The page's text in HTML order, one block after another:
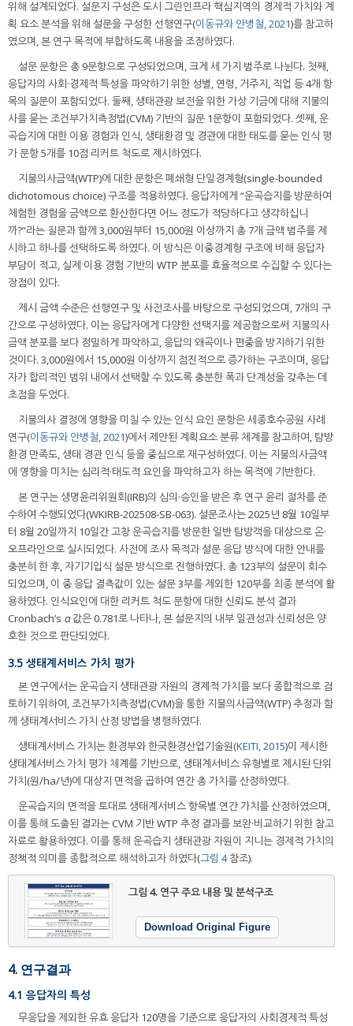
위해 설계되었다. 설문지 구성은 도시 그린인프라 핵심지역의 경제적 가치와 계
획 요소 분석을 위해 설문을 구성한 선행연구(이동규와 안병철, 2021)를 참고하
였으며, 본 연구 목적에 부합하도록 내용을 조정하였다.
설문 문항은 총 9문항으로 구성되었으며, 크게 세 가지 범주로 나뉜다. 첫째,
응답자의 사회·경제적 특성을 파악하기 위한 성별, 연령, 거주지, 직업 등 4개 항
목의 질문이 포함되었다. 둘째, 생태관광 보전을 위한 가상 기금에 대해 지불의
사를 묻는 조건부가치측정법(CVM) 기반의 질문 1문항이 포함되었다. 셋째, 운
곡습지에 대한 이용 경험과 인식, 생태환경 및 경관에 대한 태도를 묻는 인식 평
가 문항 5개를 10점 리커트 척도로 제시하였다.
지불의사금액(WTP)에 대한 문항은 폐쇄형 단일경계형(single-bounded
dichotomous choice) 구조를 적용하였다. 응답자에게 “운곡습지를 방문하여
체험한 경험을 금액으로 환산한다면 어느 정도가 적당하다고 생각하십니
까?”라는 질문과 함께 3,000원부터 15,000원 이상까지 총 7개 금액 범주를 제
시하고 하나를 선택하도록 하였다. 이 방식은 이중경계형 구조에 비해 응답자
부담이 적고, 실제 이용 경험 기반의 WTP 분포를 효율적으로 수집할 수 있다는
장점이 있다.
제시 금액 수준은 선행연구 및 사전조사를 바탕으로 구성되었으며, 7개의 구
간으로 구성하였다. 이는 응답자에게 다양한 선택지를 제공함으로써 지불의사
금액 분포를 보다 정밀하게 파악하고, 응답의 왜곡이나 편중을 방지하기 위한
것이다. 3,000원에서 15,000원 이상까지 점진적으로 증가하는 구조이며, 응답
자가 합리적인 범위 내에서 선택할 수 있도록 충분한 폭과 단계성을 갖추는 데
초점을 두었다.
지불의사 결정에 영향을 미칠 수 있는 인식 요인 문항은 세종호수공원 사례
연구(이동규와 안병철, 2021)에서 제안된 계획요소 분류 체계를 참고하여, 탐방
환경 만족도, 생태 경관 인식 등을 중심으로 재구성하였다. 이는 지불의사금액
에 영향을 미치는 심리적·태도적 요인을 파악하고자 하는 목적에 기반한다.
본 연구는 생명윤리위원회(IRB)의 심의·승인을 받은 후 연구 윤리 절차를 준
수하여 수행되었다(WKIRB-202508-SB-063). 설문조사는 2025년 8월 10일부
터 8월 20일까지 10일간 고창 운곡습지를 방문한 일반 탐방객을 대상으로 온·
오프라인으로 실시되었다. 사전에 조사 목적과 설문 응답 방식에 대한 안내를
충분히 한 후, 자기기입식 설문 방식으로 진행하였다. 총 123부의 설문이 회수
되었으며, 이 중 응답 결측값이 있는 설문 3부를 제외한 120부를 최종 분석에 활
용하였다. 인식요인에 대한 리커트 척도 문항에 대한 신뢰도 분석 결과
Cronbach’s α값은 0.781로 나타나, 본 설문지의 내부 일관성과 신뢰성은 양
호한 것으로 판단되었다.
3.5 생태계서비스 가치 평가
본 연구에서는 운곡습지 생태관광 자원의 경제적 가치를 보다 종합적으로 검
토하기 위하여, 조건부가치측정법(CVM)을 통한 지불의사금액(WTP) 추정과 함
께 생태계서비스 가치 산정 방법을 병행하였다.
생태계서비스 가치는 환경부와 한국환경산업기술원(KEITI, 2015)이 제시한
생태계서비스 가치 평가 체계를 기반으로, 생태계서비스 유형별로 제시된 단위
가치(원/ha/년)에 대상지 면적을 곱하여 연간 총 가치를 산정하였다.
운곡습지의 면적을 토대로 생태계서비스 항목별 연간 가치를 산정하였으며,
이를 통해 도출된 결과는 CVM 기반 WTP 추정 결과를 보완·비교하기 위한 참고
자료로 활용하였다. 이를 통해 운곡습지 생태관광 자원이 지니는 경제적 가치의
정책적 의미를 종합적으로 해석하고자 하였다(그림 4참조).
그림 4. 연구 주요 내용 및 분석구조
Download Original Figure
4. 연구결과
4.1 응답자의 특성
무응답을 제외한 유효 응답자 120명을 기준으로 응답자의 사회경제적 특성